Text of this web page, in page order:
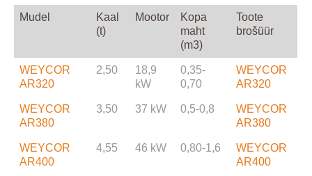
Mudel
Kaal
(t)
Mootor
Kopa
maht
(m3)
Toote
brošüür
WEYCOR
AR320
2,50
18,9
kW
0,35-
0,70
WEYCOR
AR320
WEYCOR
AR380
3,50 37 kW 0,5-0,8
WEYCOR
AR380
WEYCOR
AR400
4,55 46 kW 0,80-1,6
WEYCOR
AR400